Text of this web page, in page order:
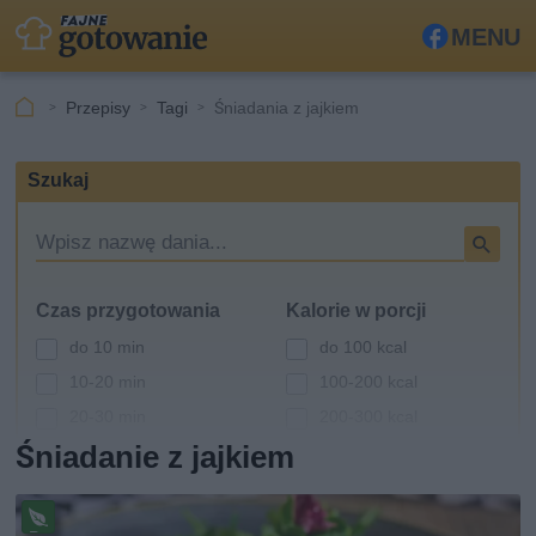
MENU
Fa
Przepisy Tagi Śniadania z jajkiem
Śniadanie z jajkiem
Szukaj
W
y
k
Czas przygotowania
do 10 min
30-60 min
Kalorie w porcji
do 100 kcal
powyżej 500 kcal